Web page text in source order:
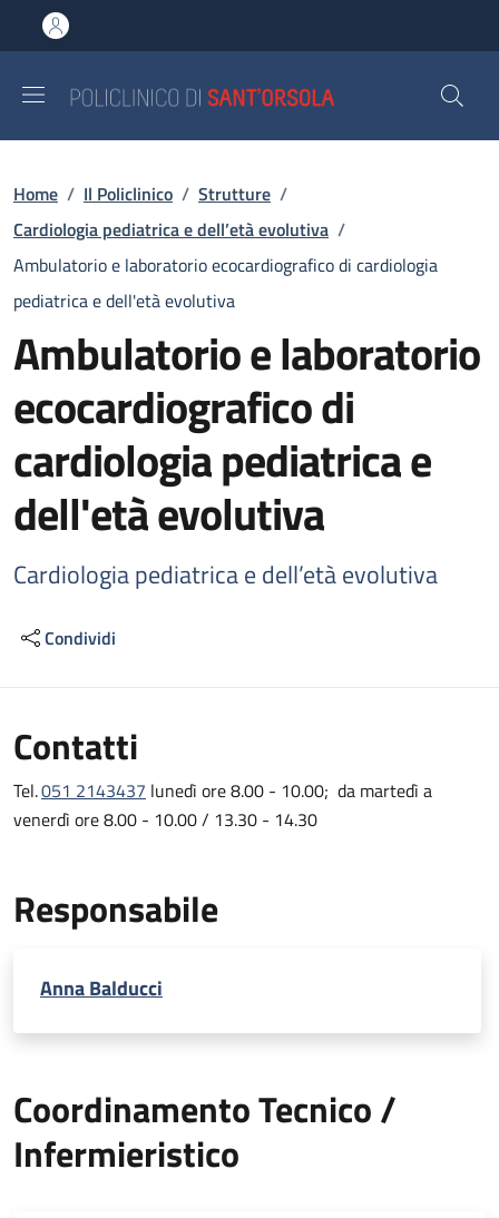
al contenuto principale
to footer content
Briciole di pane
Home / Il Policlinico / Strutture /
Cardiologia pediatrica e dell’età evolutiva /
Ambulatorio e laboratorio ecocardiografico di cardiologia
pediatrica e dell'età evolutiva
Ambulatorio e laboratorio
ecocardiografico di
cardiologia pediatrica e
dell'età evolutiva
Cardiologia pediatrica e dell’età evolutiva
Condividi
Contatti
Tel.051 2143437 lunedì ore 8.00 - 10.00; da martedì a
venerdì ore 8.00 - 10.00 / 13.30 - 14.30
Responsabile
Anna Balducci
Coordinamento Tecnico /
Infermieristico